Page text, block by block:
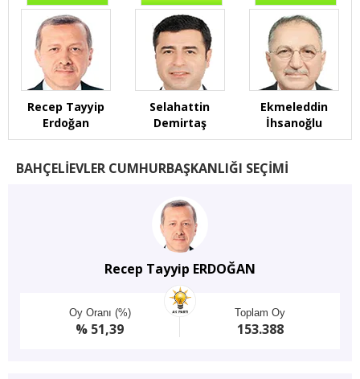
Recep Tayyip
Erdoğan
Selahattin
Demirtaş
Ekmeleddin
İhsanoğlu
BAHÇELİEVLER CUMHURBAŞKANLIĞI SEÇİMİ
Recep Tayyip ERDOĞAN
Oy Oranı (%)
% 51,39
Toplam Oy
153.388